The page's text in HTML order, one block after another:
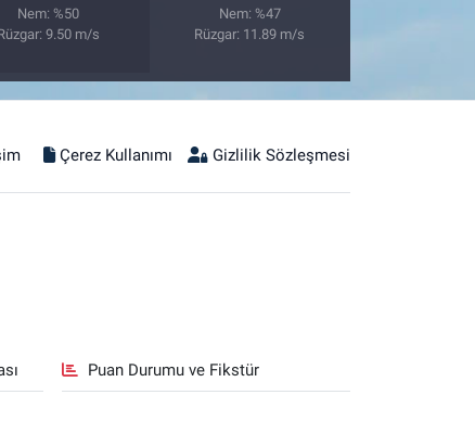
Nem: %50
9.50 m/s
Nem: %47
Rüzgar: 11.89 m/s
Çerez Kullanımı Gizlilik Sözleşmesi
Puan Durumu ve Fikstür